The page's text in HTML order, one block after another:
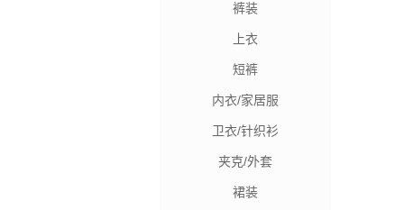
裤装
上衣
短裤
内衣/家居服
卫衣/针织衫
夹克/外套
裙装